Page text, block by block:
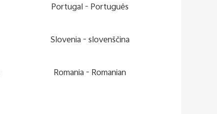
Portugal - Português
Slovenia -slovenščina
Romania - Romanian